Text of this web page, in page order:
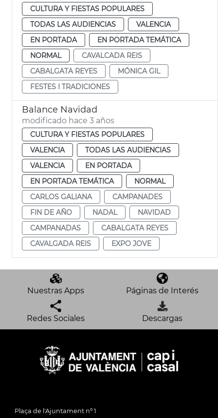
CULTURA Y FIESTAS POPULARES
TODAS LAS AUDIENCIAS
VALENCIA
EN PORTADA
EN PORTADA TEMÁTICA
NORMAL
CAVALCADA REIS
CABALGATA REYES
MÓNICA GIL
FESTES I TRADICIONES
Balance Navidad
modificado hace 3 años
CULTURA Y FIESTAS POPULARES
VALENCIA
TODAS LAS AUDIENCIAS
VALENCIA
EN PORTADA
EN PORTADA TEMÁTICA
NORMAL
CARLOS GALIANA
CAMPANADES
FIN DE AÑO
NADAL
NAVIDAD
CAMPANADAS
CABALGATA REYES
CAVALGADA REIS
EXPO JOVE
Nuestras Apps Páginas de Interés
Redes Sociales Descargas
Plaça de l'Ajuntament nº 1